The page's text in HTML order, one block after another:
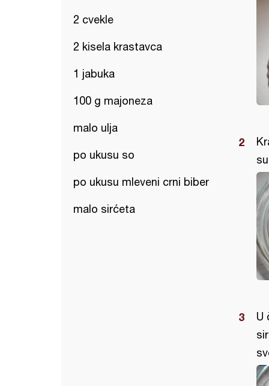
2 cvekle
2 kisela krastavca
1 jabuka
100 g majoneza
malo ulja
po ukusu so
po ukusu mleveni crni biber
malo sirćeta
U